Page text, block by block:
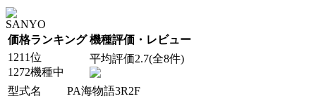
SANYO
価格ランキング 機種評価・レビュー
1211位
1272機種中
平均評価2.7(全8件)
型式名
PA海物語3R2F